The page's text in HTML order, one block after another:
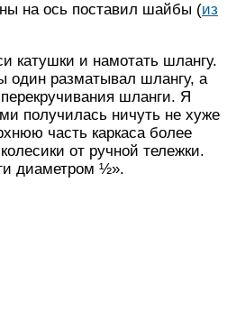
на ось поставил шайбы (из
катушки и намотать шлангу.
один разматывал шлангу, а
шланги. Я
получилась ничуть не хуже
часть каркаса более
от ручной тележки.
диаметром ½».